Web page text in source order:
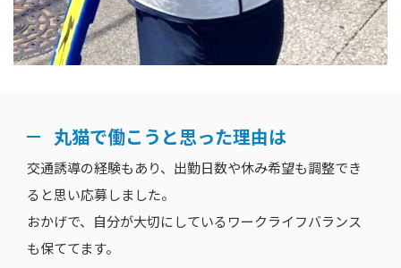
丸猫で働こうと思った理由は
交通誘導の経験もあり、出勤日数や休み希望も調整でき
ると思い応募しました。
おかげで、自分が大切にしているワークライフバランス
も保ててます。